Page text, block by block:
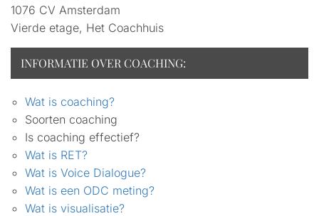
1076 CV Amsterdam
Vierde etage, Het Coachhuis
INFORMATIE OVER COACHING:
Wat is coaching?
Soorten coaching
Is coaching effectief?
Wat is RET?
Wat is Voice Dialogue?
Wat is een ODC meting?
Wat is visualisatie?